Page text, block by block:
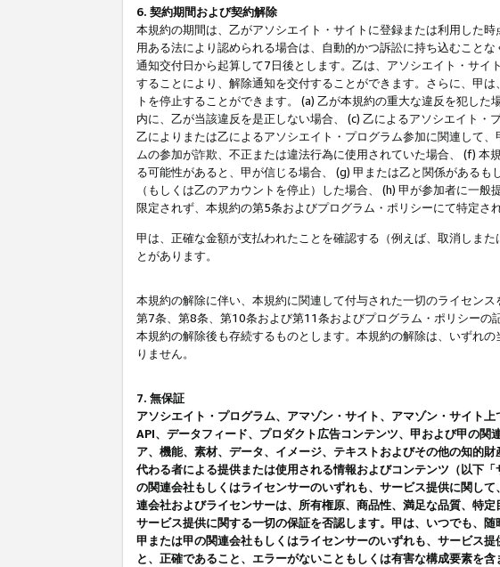
6. 契約期間および契約解除
本規約の期間は、乙がアソシエイト・サイトに登録または利用した
用ある法により認められる場合は、自動的かつ訴訟に持ち込むこと
通知交付日から起算して7日後とします。乙は、アソシエイト・サ
することにより、解除通知を交付することができます。さらに、甲
トを停止することができます。 (a) 乙が本規約の重大な違反を犯し
内に、乙が当該違反を是正しない場合、 (c) 乙によるアソシエイト
乙によりまたは乙によるアソシエイト・プログラム参加に関連して
ムの参加が詐欺、不正または違法行為に使用されていた場合、 (f)
る可能性があると、甲が信じる場合、 (g) 甲または乙と関係がある
（もしくは乙のアカウントを停止）した場合、 (h) 甲が参加者に一
限定されず、本規約の第5条およびプログラム・ポリシーにて特定さ
甲は、正確な金額が支払われたことを確認する（例えば、取消しま
とがあります。
本規約の解除に伴い、本規約に関連して付与された一切のライセン
第7条、第8条、第10条および第11条およびプログラム・ポリシーの
本規約の解除後も存続するものとします。本規約の解除は、いずれ
りません。
7. 無保証
アソシエイト・プログラム、アマゾン・サイト、アマゾン・サイ
API、データフィード、プロダクト広告コンテンツ、甲および甲の
ア、機能、素材、データ、イメージ、テキストおよびその他の知的
代わる者による提供または使用される情報およびコンテンツ（以下
の関連会社もしくはライセンサーのいずれも、サービス提供に関し
連会社およびライセンサーは、所有権原、商品性、満足な品質、特
サービス提供に関する一切の保証を否認します。甲は、いつでも、
甲または甲の関連会社もしくはライセンサーのいずれも、サービス
と、正確であること、エラーがないこともしくは有害な構成要素を